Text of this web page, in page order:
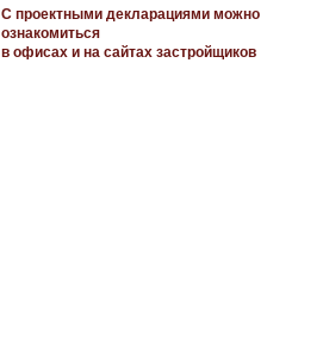
С проектными декларациями можно
ознакомиться
в офисах и на сайтах застройщиков